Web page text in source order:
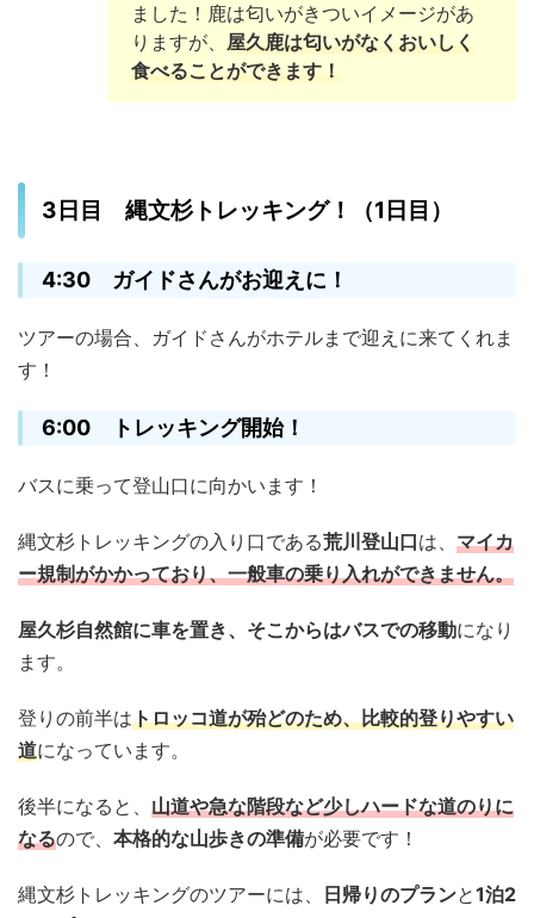
ました！鹿は匂いがきついイメージがあ
りますが、 屋久鹿は匂いがなくおいしく
食べることができます！
3日目 縄文杉トレッキング！（1日目）
4:30 ガイドさんがお迎えに！
ツアーの場合、ガイドさんがホテルまで迎えに来てくれま
す！
6:00 トレッキング開始！
バスに乗って登山口に向かいます！
縄文杉トレッキングの入り口である荒川登山口は、 マイカ
ー規制がかかっており、一般車の乗り入れができません。
屋久杉自然館に車を置き、そこからはバスでの移動になり
ます。
登りの前半はトロッコ道が殆どのため、比較的登りやすい
道になっています。
後半になると、 山道や急な階段など少しハードな道のりに
なるので、 本格的な山歩きの準備が必要です！
縄文杉トレッキングのツアーには、 日帰りのプランと1泊2